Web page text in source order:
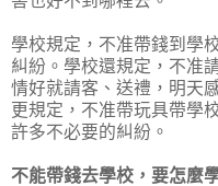
學校規定，不准帶錢到學
糾紛。學校還規定，不准
情好就請客、送禮，明天
更規定，不准帶玩具帶學
許多不必要的糾紛。
不能帶錢去學校，要怎麼